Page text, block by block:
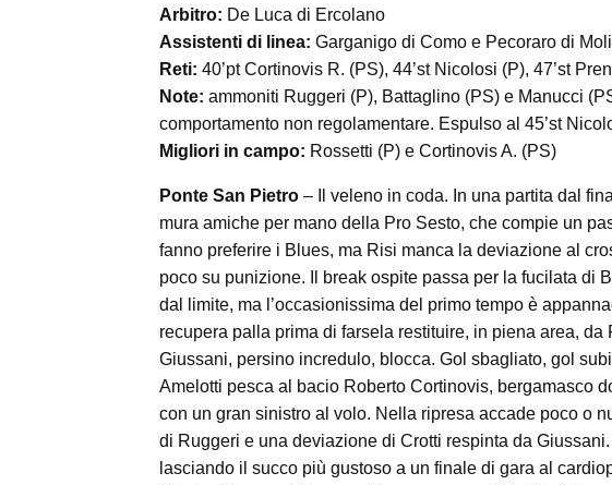
Arbitro: De Luca di Ercolano
Assistenti di linea: Garganigo di Como e Pecoraro di
Reti: 40’pt Cortinovis R. (PS), 44’st Nicolosi (P), 47’st
Note: ammoniti Ruggeri (P), Battaglino (PS) e Manucci
comportamento non regolamentare. Espulso al 45’st
Migliori in campo: Rossetti (P) e Cortinovis A. (PS)
Ponte San Pietro – Il veleno in coda. In una partita dal
mura amiche per mano della Pro Sesto, che compie un
fanno preferire i Blues, ma Risi manca la deviazione al
poco su punizione. Il break ospite passa per la fucilata di
dal limite, ma l’occasionissima del primo tempo è
recupera palla prima di farsela restituire, in piena area,
Giussani, persino incredulo, blocca. Gol sbagliato, gol
Amelotti pesca al bacio Roberto Cortinovis, bergamasco
con un gran sinistro al volo. Nella ripresa accade poco o
di Ruggeri e una deviazione di Crotti respinta da
lasciando il succo più gustoso a un finale di gara al